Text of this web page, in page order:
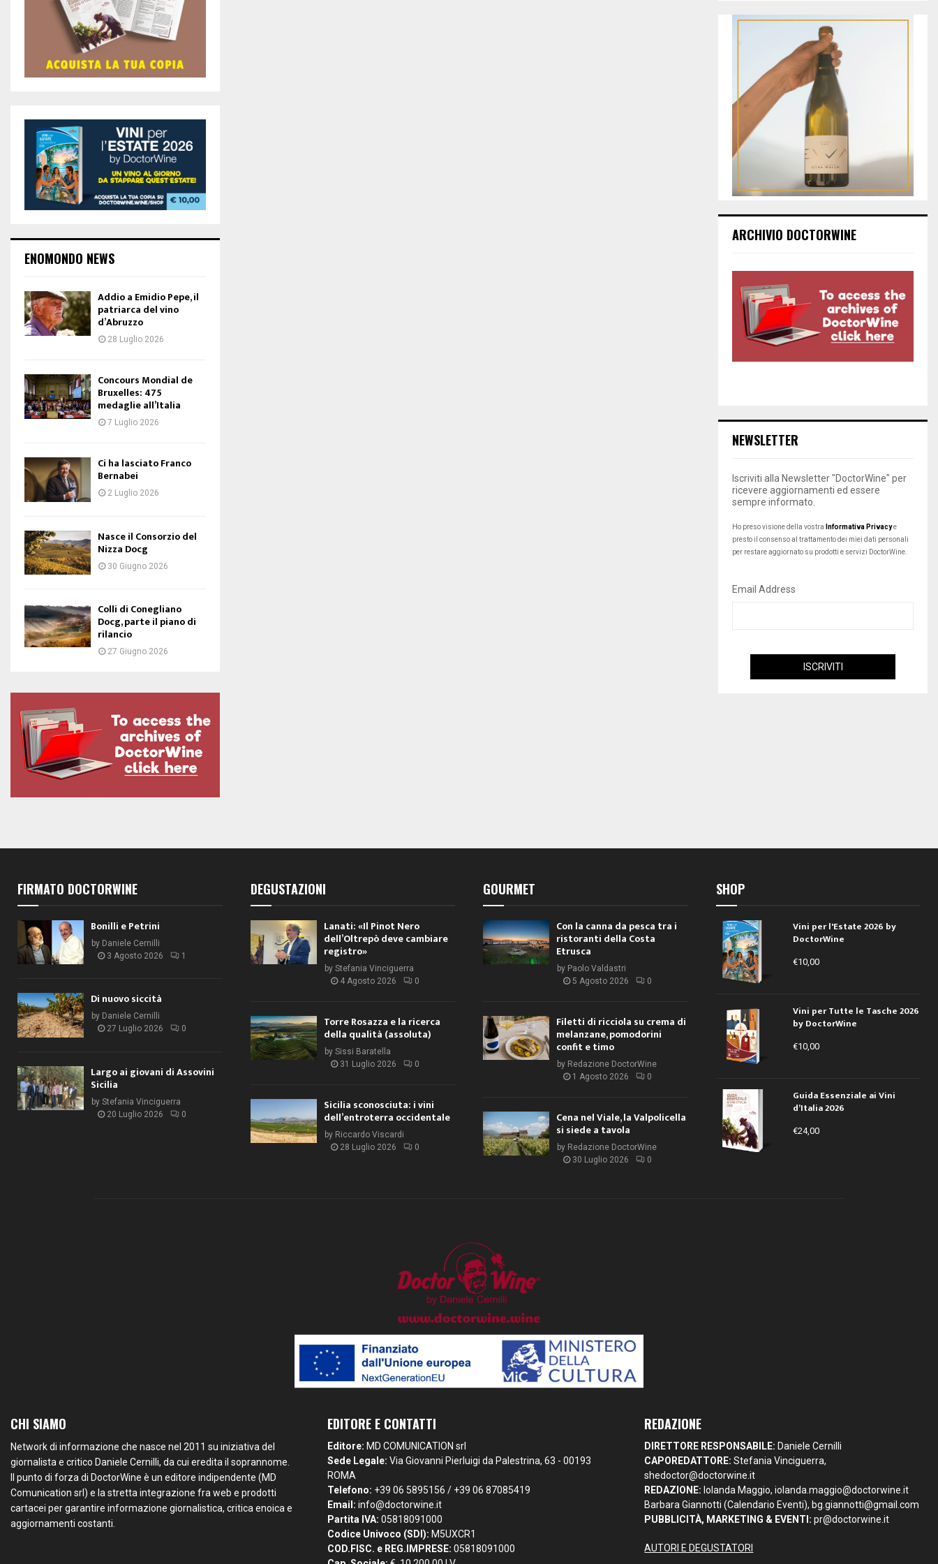
ENOMONDO NEWS
Addio a Emidio Pepe, il
patriarca del vino
d’Abruzzo
28 Luglio 2026
Concours Mondial de
Bruxelles: 475
medaglie all’Italia
7 Luglio 2026
Ci ha lasciato Franco
Bernabei
2 Luglio 2026
Nasce il Consorzio del
Nizza Docg
30 Giugno 2026
Colli di Conegliano
Docg, parte il piano di
rilancio
27 Giugno 2026
ARCHIVIO DOCTORWINE
NEWSLETTER
Iscriviti alla Newsletter "DoctorWine" per
ricevere aggiornamenti ed essere
sempre informato.
Ho preso visione della vostra Informativa Privacye
presto il consenso al trattamento dei miei dati personali
per restare aggiornato su prodotti e servizi DoctorWine.
Email Address
FIRMATO DOCTORWINE
Bonilli e Petrini
by Daniele Cernilli
3 Agosto 2026
1
Di nuovo siccità
by Daniele Cernilli
27 Luglio 2026
0
Largo ai giovani di Assovini
Sicilia
by Stefania Vinciguerra
20 Luglio 2026
0
DEGUSTAZIONI
Lanati: «Il Pinot Nero
dell’Oltrepò deve cambiare
registro»
by Stefania Vinciguerra
4 Agosto 2026
0
Torre Rosazza e la ricerca
della qualità (assoluta)
by Sissi Baratella
31 Luglio 2026
0
Sicilia sconosciuta: i vini
dell’entroterra occidentale
by Riccardo Viscardi
28 Luglio 2026
0
GOURMET
Con la canna da pesca tra i
ristoranti della Costa
Etrusca
by Paolo Valdastri
5 Agosto 2026
0
Filetti di ricciola su crema di
melanzane, pomodorini
confit e timo
by Redazione DoctorWine
1 Agosto 2026
0
Cena nel Viale, la Valpolicella
si siede a tavola
by Redazione DoctorWine
30 Luglio 2026
0
SHOP
Vini per l'Estate 2026 by
DoctorWine
€10,00
Vini per Tutte le Tasche 2026
by DoctorWine
€10,00
Guida Essenziale ai Vini
d’Italia 2026
€24,00
CHI SIAMO
Network di informazione che nasce nel 2011 su iniziativa del
giornalista e critico Daniele Cernilli, da cui eredita il soprannome.
Il punto di forza di DoctorWine è un editore indipendente (MD
Comunication srl) e la stretta integrazione fra web e prodotti
cartacei per garantire informazione giornalistica, critica enoica e
aggiornamenti costanti.
EDITORE E CONTATTI
Editore: MD COMUNICATION srl
Sede Legale: Via Giovanni Pierluigi da Palestrina, 63 - 00193
ROMA
Telefono: +39 06 5895156 / +39 06 87085419
Email: info@doctorwine.it
Partita IVA: 05818091000
Codice Univoco (SDI): M5UXCR1
COD.FISC. e REG.IMPRESE: 05818091000
REDAZIONE
DIRETTORE RESPONSABILE: Daniele Cernilli
CAPOREDATTORE: Stefania Vinciguerra,
shedoctor@doctorwine.it
REDAZIONE: Iolanda Maggio,iolanda.maggio@doctorwine.it
Barbara Giannotti (Calendario Eventi), bg.giannotti@gmail.com
PUBBLICITÀ, MARKETING & EVENTI: pr@doctorwine.it
AUTORI E DEGUSTATORI